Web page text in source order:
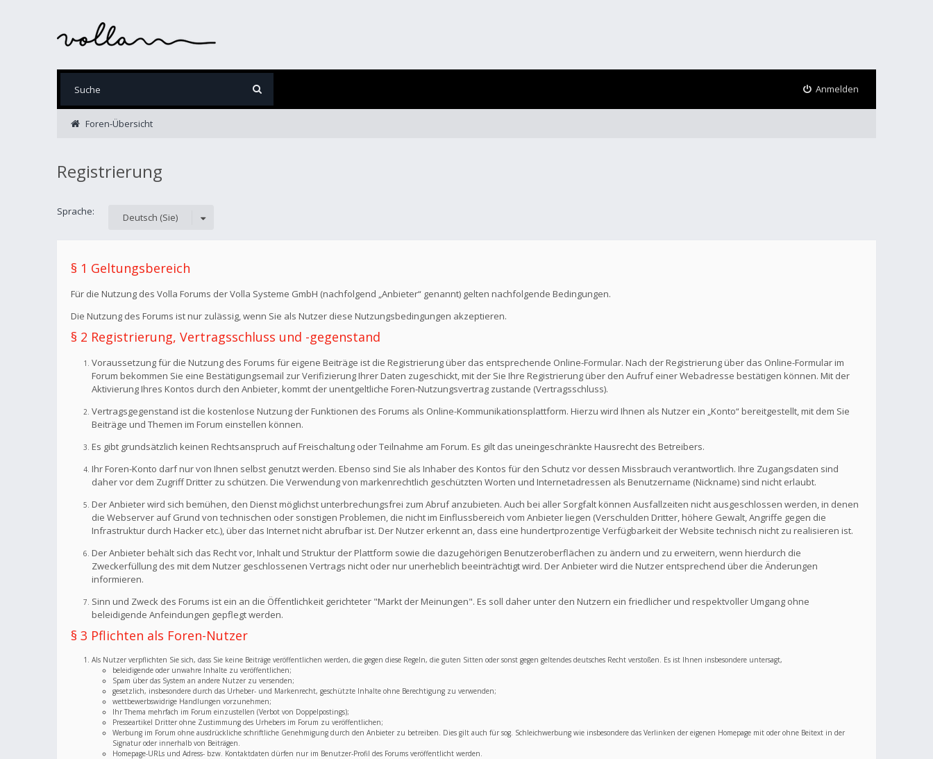
Anmelden
Foren-Übersicht
Registrierung
Sprache: Deutsch (Sie)
§ 1 Geltungsbereich
Für die Nutzung des Volla Forums der Volla Systeme GmbH (nachfolgend „Anbieter“ genannt) gelten nachfolgende Bedingungen.
Die Nutzung des Forums ist nur zulässig, wenn Sie als Nutzer diese Nutzungsbedingungen akzeptieren.
§ 2 Registrierung, Vertragsschluss und -gegenstand
Voraussetzung für die Nutzung des Forums für eigene Beiträge ist die Registrierung über das entsprechende Online-Formular. Nach der Registrierung über das Online-Formular im
Forum bekommen Sie eine Bestätigungsemail zur Verifizierung Ihrer Daten zugeschickt, mit der Sie Ihre Registrierung über den Aufruf einer Webadresse bestätigen können. Mit der
Aktivierung Ihres Kontos durch den Anbieter, kommt der unentgeltliche Foren-Nutzungsvertrag zustande (Vertragsschluss).
Vertragsgegenstand ist die kostenlose Nutzung der Funktionen des Forums als Online-Kommunikationsplattform. Hierzu wird Ihnen als Nutzer ein „Konto“ bereitgestellt, mit dem Sie
Beiträge und Themen im Forum einstellen können.
Es gibt grundsätzlich keinen Rechtsanspruch auf Freischaltung oder Teilnahme am Forum. Es gilt das uneingeschränkte Hausrecht des Betreibers.
Ihr Foren-Konto darf nur von Ihnen selbst genutzt werden. Ebenso sind Sie als Inhaber des Kontos für den Schutz vor dessen Missbrauch verantwortlich. Ihre Zugangsdaten sind
daher vor dem Zugriff Dritter zu schützen. Die Verwendung von markenrechtlich geschützten Worten und Internetadressen als Benutzername (Nickname) sind nicht erlaubt.
Der Anbieter wird sich bemühen, den Dienst möglichst unterbrechungsfrei zum Abruf anzubieten. Auch bei aller Sorgfalt können Ausfallzeiten nicht ausgeschlossen werden, in denen
die Webserver auf Grund von technischen oder sonstigen Problemen, die nicht im Einflussbereich vom Anbieter liegen (Verschulden Dritter, höhere Gewalt, Angriffe gegen die
Infrastruktur durch Hacker etc.), über das Internet nicht abrufbar ist. Der Nutzer erkennt an, dass eine hundertprozentige Verfügbarkeit der Website technisch nicht zu realisieren ist.
Der Anbieter behält sich das Recht vor, Inhalt und Struktur der Plattform sowie die dazugehörigen Benutzeroberflächen zu ändern und zu erweitern, wenn hierdurch die
Zweckerfüllung des mit dem Nutzer geschlossenen Vertrags nicht oder nur unerheblich beeinträchtigt wird. Der Anbieter wird die Nutzer entsprechend über die Änderungen
informieren.
Sinn und Zweck des Forums ist ein an die Öffentlichkeit gerichteter "Markt der Meinungen". Es soll daher unter den Nutzern ein friedlicher und respektvoller Umgang ohne
beleidigende Anfeindungen gepflegt werden.
§ 3 Pflichten als Foren-Nutzer
Als Nutzer verpflichten Sie sich, dass Sie keine Beiträge veröffentlichen werden, die gegen diese Regeln, die guten Sitten oder sonst gegen geltendes deutsches Recht verstoßen. Es ist Ihnen insbesondere untersagt,
beleidigende oder unwahre Inhalte zu veröffentlichen;
Spam über das System an andere Nutzer zu versenden;
gesetzlich, insbesondere durch das Urheber- und Markenrecht, geschützte Inhalte ohne Berechtigung zu verwenden;
wettbewerbswidrige Handlungen vorzunehmen;
Ihr Thema mehrfach im Forum einzustellen (Verbot von Doppelpostings);
Presseartikel Dritter ohne Zustimmung des Urhebers im Forum zu veröffentlichen;
Werbung im Forum ohne ausdrückliche schriftliche Genehmigung durch den Anbieter zu betreiben. Dies gilt auch für sog. Schleichwerbung wie insbesondere das Verlinken der eigenen Homepage mit oder ohne Beitext in der
Signatur oder innerhalb von Beiträgen.
Homepage-URLs und Adress- bzw. Kontaktdaten dürfen nur im Benutzer-Profil des Forums veröffentlicht werden.